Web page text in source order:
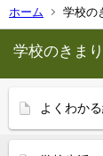
ホーム 学校の
学校のきまり
よくわか